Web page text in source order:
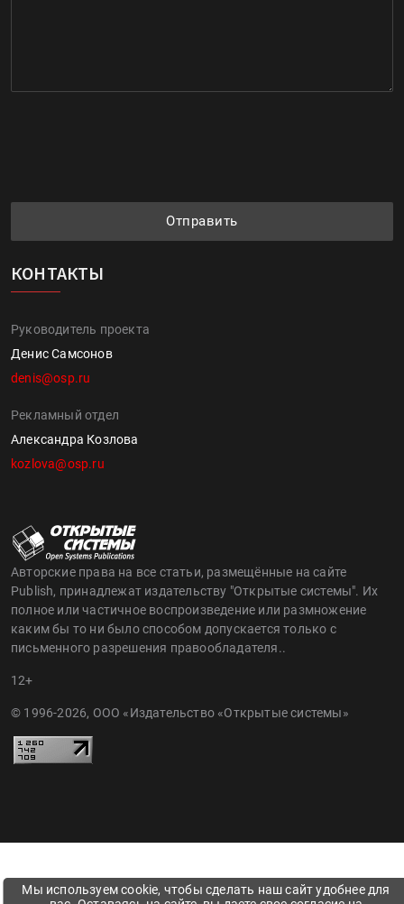
Отправить
КОНТАКТЫ
Руководитель проекта
Денис Самсонов
denis@osp.ru
Рекламный отдел
Александра Козлова
kozlova@osp.ru
Авторские права на все статьи, размещённые на сайте
Publish, принадлежат издательству "Открытые системы". Их
полное или частичное воспроизведение или размножение
каким бы то ни было способом допускается только с
письменного разрешения правообладателя..
12+
© 1996-2026, ООО «Издательство «Открытые системы»
Мы используем cookie, чтобы сделать наш сайт удобнее для